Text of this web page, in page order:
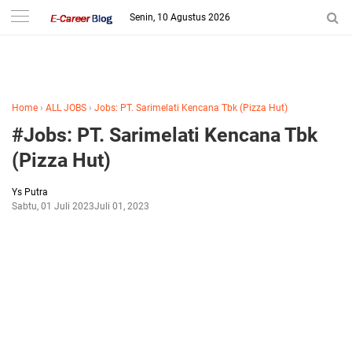
-->
Senin, 10 Agustus 2026
Home › ALL JOBS › Jobs: PT. Sarimelati Kencana Tbk (Pizza Hut)
#Jobs: PT. Sarimelati Kencana Tbk
(Pizza Hut)
Ys Putra
Sabtu, 01 Juli 2023Juli 01, 2023